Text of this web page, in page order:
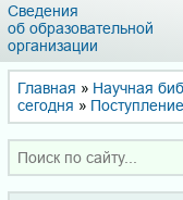
Сведения
об образовательной
организации
Главная » Научная
сегодня »